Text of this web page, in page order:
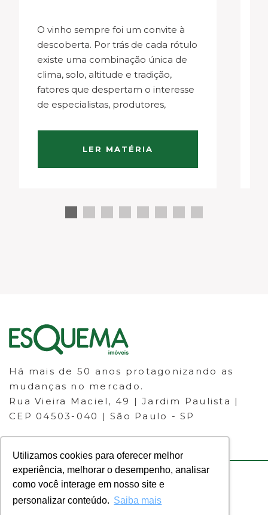
Utilizamos cookies para oferecer melhor
experiência, melhorar o desempenho, analisar
como você interage em nosso site e
personalizar conteúdo. Saiba mais
O vinho sempre foi um convite à
descoberta. Por trás de cada rótulo
existe uma combinação única de
clima, solo, altitude e tradição,
fatores que despertam o interesse
de especialistas, produtores,
à produção de vinhos. Mas o
LER MATÉRIA
Há mais de 50 anos protagonizando as
mudanças no mercado.
Rua Vieira Maciel, 49 | Jardim Paulista |
CEP 04503-040 | São Paulo - SP
© 2023 ESQUEMA IMÓVEIS - CRECI